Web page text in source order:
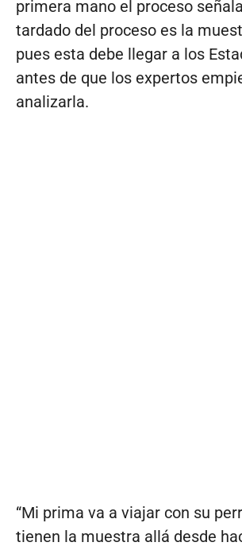
primera mano el proceso
tardado del proceso es la
pues esta debe llegar a los
antes de que los expertos
analizarla.
“Mi prima va a viajar con su
tienen la muestra allá desde